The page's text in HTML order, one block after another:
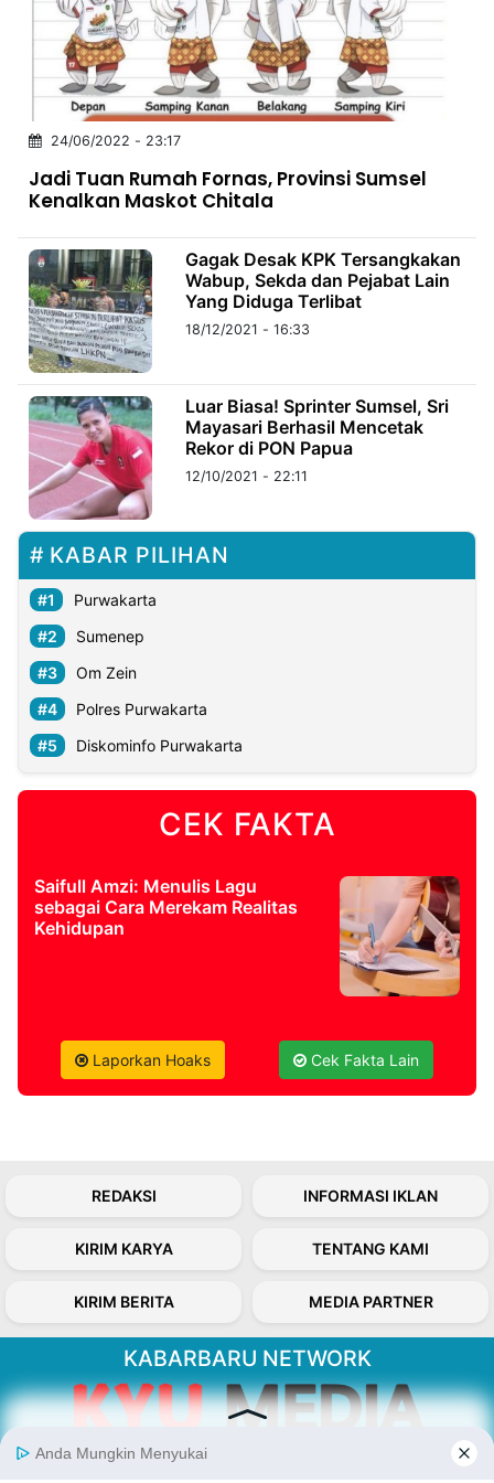
INDONESIA
Partner
NTB
Time
IDN
Jogja
Rakyat
News
Notice
Baru
Follow
Kabarbaru
Kabarbaru.co
2026
Kabarbaru
Media
24/06/2022 - 23:17
Jadi Tuan Rumah Fornas, Provinsi Sumsel
Kenalkan Maskot Chitala
Gagak Desak KPK Tersangkakan
Wabup, Sekda dan Pejabat Lain
Yang Diduga Terlibat
18/12/2021 - 16:33
Luar Biasa! Sprinter Sumsel, Sri
Mayasari Berhasil Mencetak
Rekor di PON Papua
12/10/2021 - 22:11
KABAR PILIHAN
Purwakarta
Sumenep
Om Zein
Polres Purwakarta
Diskominfo Purwakarta
CEK FAKTA
Saifull Amzi: Menulis Lagu
sebagai Cara Merekam Realitas
Kehidupan
Laporkan Hoaks Cek Fakta Lain
REDAKSI INFORMASI IKLAN
KIRIM KARYA TENTANG KAMI
KIRIM BERITA MEDIA PARTNER
KABARBARU NETWORK